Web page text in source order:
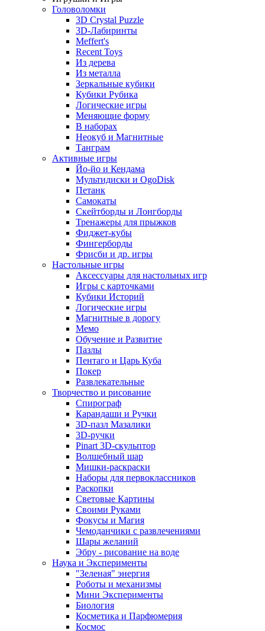
Головоломки
3D Crystal Puzzle
3D-Лабиринты
Meffert's
Recent Toys
Из дерева
Из металла
Зеркальные кубики
Кубики Рубика
Логические игры
Меняющие форму
В наборах
Неокуб и Магнитные
Танграм
Активные игры
Йо-йо и Кендама
Мультидиски и OgoDisk
Петанк
Самокаты
Скейтборды и Лонгборды
Тренажеры для прыжков
Фиджет-кубы
Фингерборды
Фрисби и др. игры
Настольные игры
Аксессуары для настольных игр
Игры с карточками
Кубики Историй
Логические игры
Магнитные в дорогу
Мемо
Обучение и Развитие
Пазлы
Пентаго и Царь Куба
Покер
Развлекательные
Творчество и рисование
Спирограф
Карандаши и Ручки
3D-пазл Мазалики
3D-ручки
Pinart 3D-скульптор
Волшебный шар
Мишки-раскраски
Наборы для первоклассников
Раскопки
Световые Картины
Своими Руками
Фокусы и Магия
Чемоданчики с развлечениями
Шары желаний
Эбру - рисование на воде
Наука и Эксперименты
"Зеленая" энергия
Роботы и механизмы
Мини Эксперименты
Биология
Косметика и Парфюмерия
Космос